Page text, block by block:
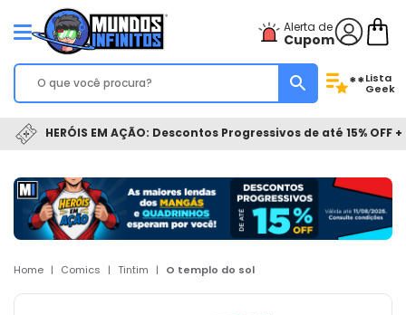
Alerta de
Cupom
**Lista
Geek
HERÓIS EM AÇÃO: Descontos Progressivos de até 15% OFF
Home | Comics | Tintim | O templo do sol